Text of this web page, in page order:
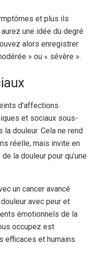
et plus ils
une idée du degré
alors enregistrer
» ou « sévère ».
d’affections
et sociaux sous-
la douleur. Cela ne rend
réelle, mais invite en
la douleur pour qu’une
un cancer avancé
avec peur et
émotionnels de la
occupez est
efficaces et humains.